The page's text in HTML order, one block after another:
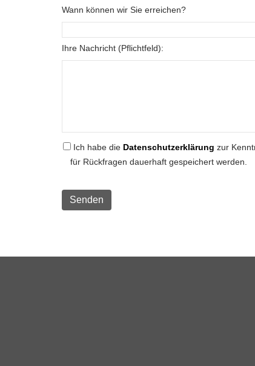
Wann können wir Sie erreichen?
Ihre Nachricht (Pflichtfeld):
Ich habe die Datenschutzerklärung zur
für Rückfragen dauerhaft gespeichert werden.